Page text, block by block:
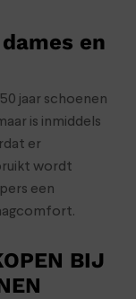
en
jaar schoenen
is inmiddels
er
wordt
een
BIJ